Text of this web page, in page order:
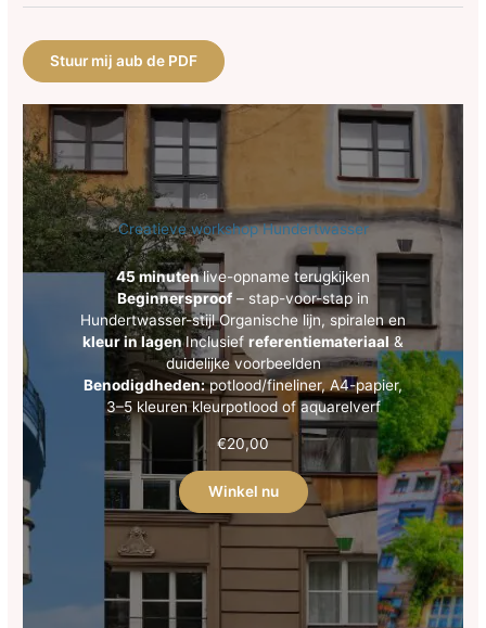
Stuur mij aub de PDF
Creatieve workshop Hundertwasser
45 minutenlive-opname terugkijken
Beginnersproof – stap-voor-stap in
Hundertwasser-stijl Organische lijn, spiralen en
kleur in lagenInclusief referentiemateriaal&
duidelijke voorbeelden
Benodigdheden:potlood/fineliner, A4-papier,
3–5 kleuren kleurpotlood of aquarelverf
€20,00
Winkel nu